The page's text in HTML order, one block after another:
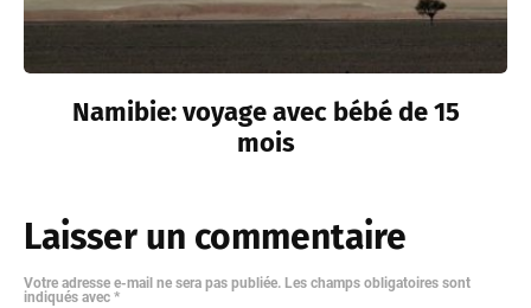
Namibie: voyage avec bébé de 15
mois
Laisser un commentaire
Votre adresse e-mail ne sera pas publiée. Les champs obligatoires sont
indiqués avec *